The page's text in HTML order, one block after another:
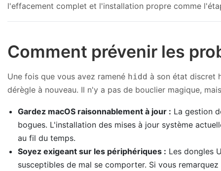
l'effacement complet et l'installation propre comme
Comment prévenir les
Une fois que vous avez ramené hidd à son état discret
dérègle à nouveau. Il n'y a pas de bouclier magique,
Gardez macOS raisonnablement à jour : La gestion
bogues. L'installation des mises à jour système
au fil du temps.
Soyez exigeant sur les périphériques : Les dongles
susceptibles de mal se comporter. Si vous